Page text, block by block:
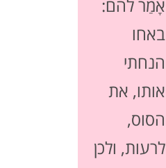
אָמַר להם:
באחו
הנחתי
אותו, את
הסוס,
לרעות, ולכן